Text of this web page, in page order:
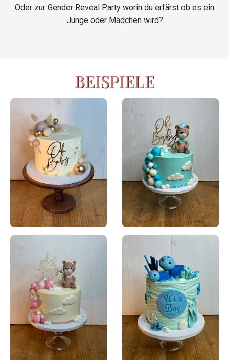
Oder zur Gender Reveal Party worin du erfärst ob es ein
Junge oder Mädchen wird?
BEISPIELE